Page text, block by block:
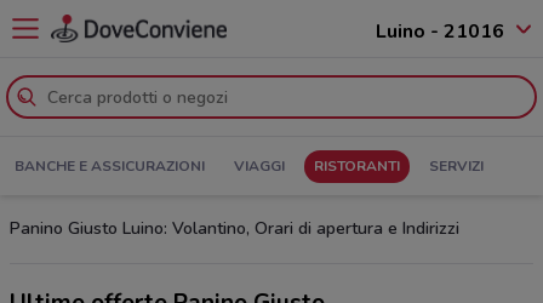
Luino - 21016
BANCHE E ASSICURAZIONI VIAGGI RISTORANTI SERVIZI
Panino Giusto Luino: Volantino, Orari di apertura e Indirizzi